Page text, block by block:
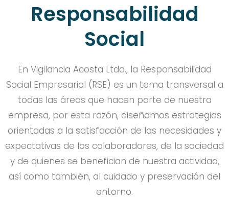
Responsabilidad
Social
En Vigilancia Acosta Ltda., la Responsabilidad
Social Empresarial (RSE) es un tema transversal a
todas las áreas que hacen parte de nuestra
empresa, por esta razón, diseñamos estrategias
orientadas a la satisfacción de las necesidades y
expectativas de los colaboradores, de la sociedad
y de quienes se benefician de nuestra actividad,
así como también, al cuidado y preservación del
entorno.